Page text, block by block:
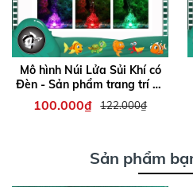
Mô hình Núi Lửa Sủi Khí có
Đèn - Sản phẩm trang trí hồ
cá thêm sinh động
100.000₫ 122.000₫
Sản phẩm